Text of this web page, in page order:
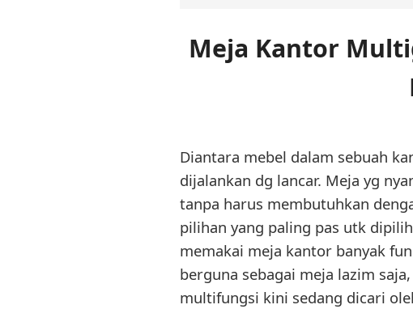
Meja Kantor
Diantara mebel dalam sebuah
dijalankan dg lancar. Meja yg
tanpa harus membutuhkan
pilihan yang paling pas utk
memakai meja kantor banyak
berguna sebagai meja lazim
multifungsi kini sedang dicari